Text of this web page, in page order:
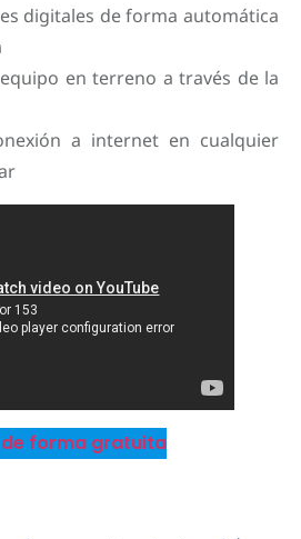
digitales de forma automática
en terreno a través de la
a internet en cualquier
forma gratuita